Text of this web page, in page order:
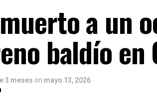
a un
baldío en
3 meses on mayo 13, 2026